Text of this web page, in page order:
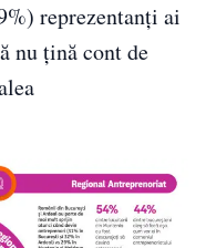
reprezentanți ai
nu țină cont de